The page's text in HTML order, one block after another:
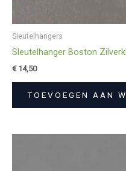
Sleutelhangers
Sleutelhanger Boston
€14,50
TOEVOEGEN AAN